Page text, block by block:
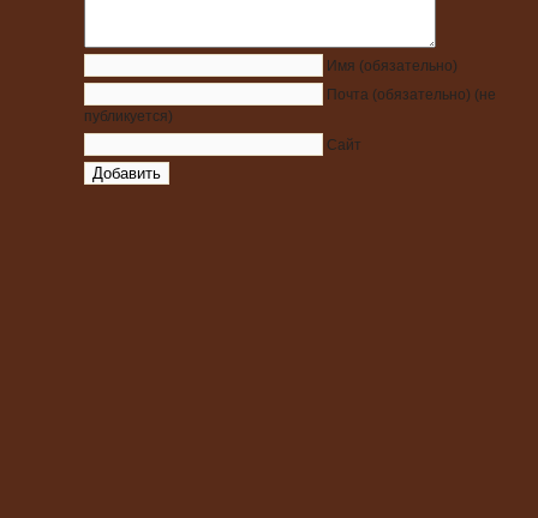
Имя (обязательно)
Почта (обязательно) (не
публикуется)
Сайт